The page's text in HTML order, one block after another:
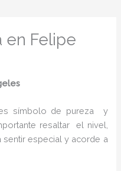
en Felipe
símbolo de pureza y
resaltar el nivel,
sentir especial y acorde a